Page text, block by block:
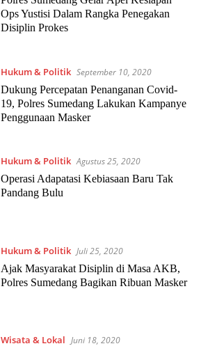
Ops Yustisi Dalam Rangka Penegakan
Disiplin Prokes
Hukum & Politik September 10, 2020
Dukung Percepatan Penanganan Covid-
19, Polres Sumedang Lakukan Kampanye
Penggunaan Masker
Hukum & Politik Agustus 25, 2020
Operasi Adapatasi Kebiasaan Baru Tak
Pandang Bulu
Hukum & Politik Juli 25, 2020
Ajak Masyarakat Disiplin di Masa AKB,
Polres Sumedang Bagikan Ribuan Masker
Wisata & Lokal Juni 18, 2020